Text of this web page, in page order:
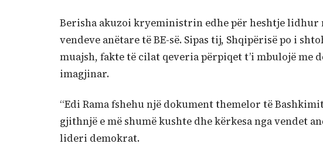
Berisha akuzoi kryeministrin edhe për heshtje
vendeve anëtare të BE-së. Sipas tij, Shqipërisë po i
muajsh, fakte të cilat qeveria përpiqet t’i mbulojë me
imagjinar.
“Edi Rama fshehu një dokument themelor të
gjithnjë e më shumë kushte dhe kërkesa nga vendet
lideri demokrat.